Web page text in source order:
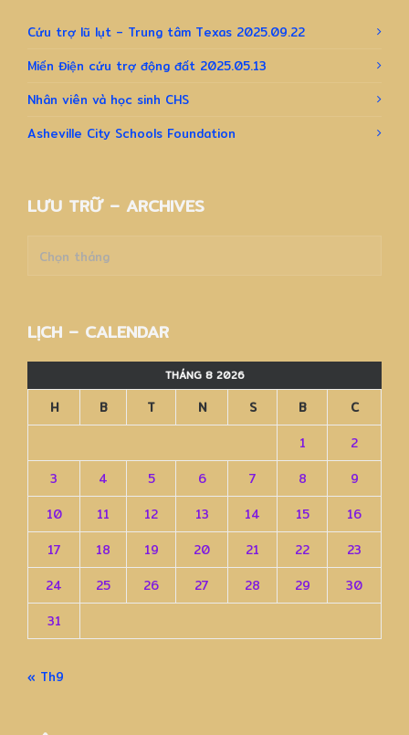
Cứu trợ lũ lụt – Trung tâm Texas 2025.09.22
Miến Điện cứu trợ động đất 2025.05.13
Nhân viên và học sinh CHS
Asheville City Schools Foundation
LƯU TRỮ – ARCHIVES
trữ
LỊCH – CALENDAR
THÁNG 8 2026
H B T N S B
C
1
2
3
4 5 6 7 8
9
10
11 12 13 14 15
16
17
18 19 20 21 22
23
24
25 26 27 28 29
30
31
« Th9